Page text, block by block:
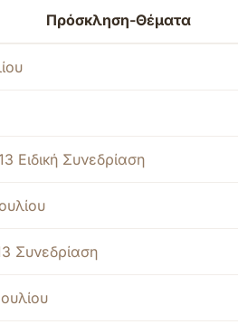
Πρόσκληση-Θέματα
Ειδική Συνεδρίαση
Συνεδρίαση